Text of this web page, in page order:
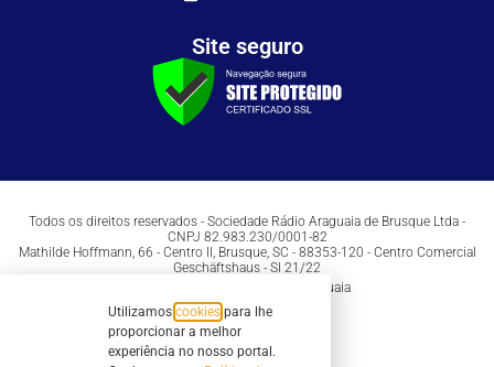
Site seguro
Todos os direitos reservados - Sociedade Rádio Araguaia de Brusque Ltda -
CNPJ 82.983.230/0001-82
Mathilde Hoffmann, 66 - Centro II, Brusque, SC - 88353-120 - Centro Comercial
Geschäftshaus - Sl 21/22
Copyright © 2026 | Rádio Araguaia
Utilizamos cookies para lhe
proporcionar a melhor
experiência no nosso portal.